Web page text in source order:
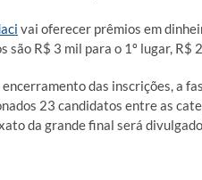
vai oferecer prêmios em
são R$ 3 mil para o 1º lugar, R$
encerramento das inscrições, a
23 candidatos entre as
da grande final será